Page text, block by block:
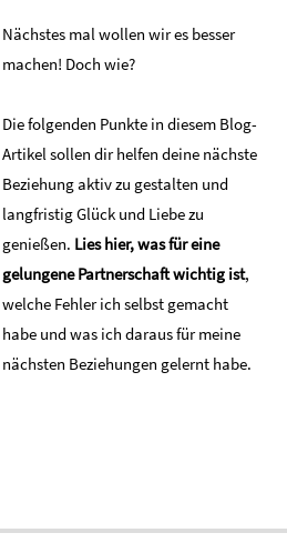
Nächstes mal wollen wir es besser
machen! Doch wie?
Die folgenden Punkte in diesem Blog-
Artikel sollen dir helfen deine nächste
Beziehung aktiv zu gestalten und
langfristig Glück und Liebe zu
genießen. Lies hier, was für eine
gelungene Partnerschaft wichtig ist,
welche Fehler ich selbst gemacht
habe und was ich daraus für meine
nächsten Beziehungen gelernt habe.